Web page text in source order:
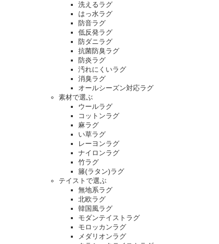
洗えるラグ
はっ水ラグ
防音ラグ
低反発ラグ
防ダニラグ
抗菌防臭ラグ
防炎ラグ
汚れにくいラグ
消臭ラグ
オールシーズン対応ラグ
素材で選ぶ
ウールラグ
コットンラグ
麻ラグ
い草ラグ
レーヨンラグ
ナイロンラグ
竹ラグ
籐(ラタン)ラグ
テイストで選ぶ
無地系ラグ
北欧ラグ
韓国風ラグ
モダンテイストラグ
モロッカンラグ
メダリオンラグ